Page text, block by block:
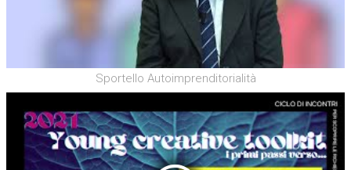
Sportello Autoimprenditorialità